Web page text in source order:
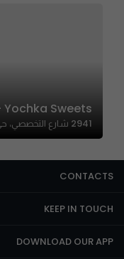
Yochka Sweets – يوشكا سويت
2941 شارع التخصصي، حي الرحمانية، الرياض 12343، السعودية
CONTACTS
KEEP IN TOUCH
DOWNLOAD OUR APP